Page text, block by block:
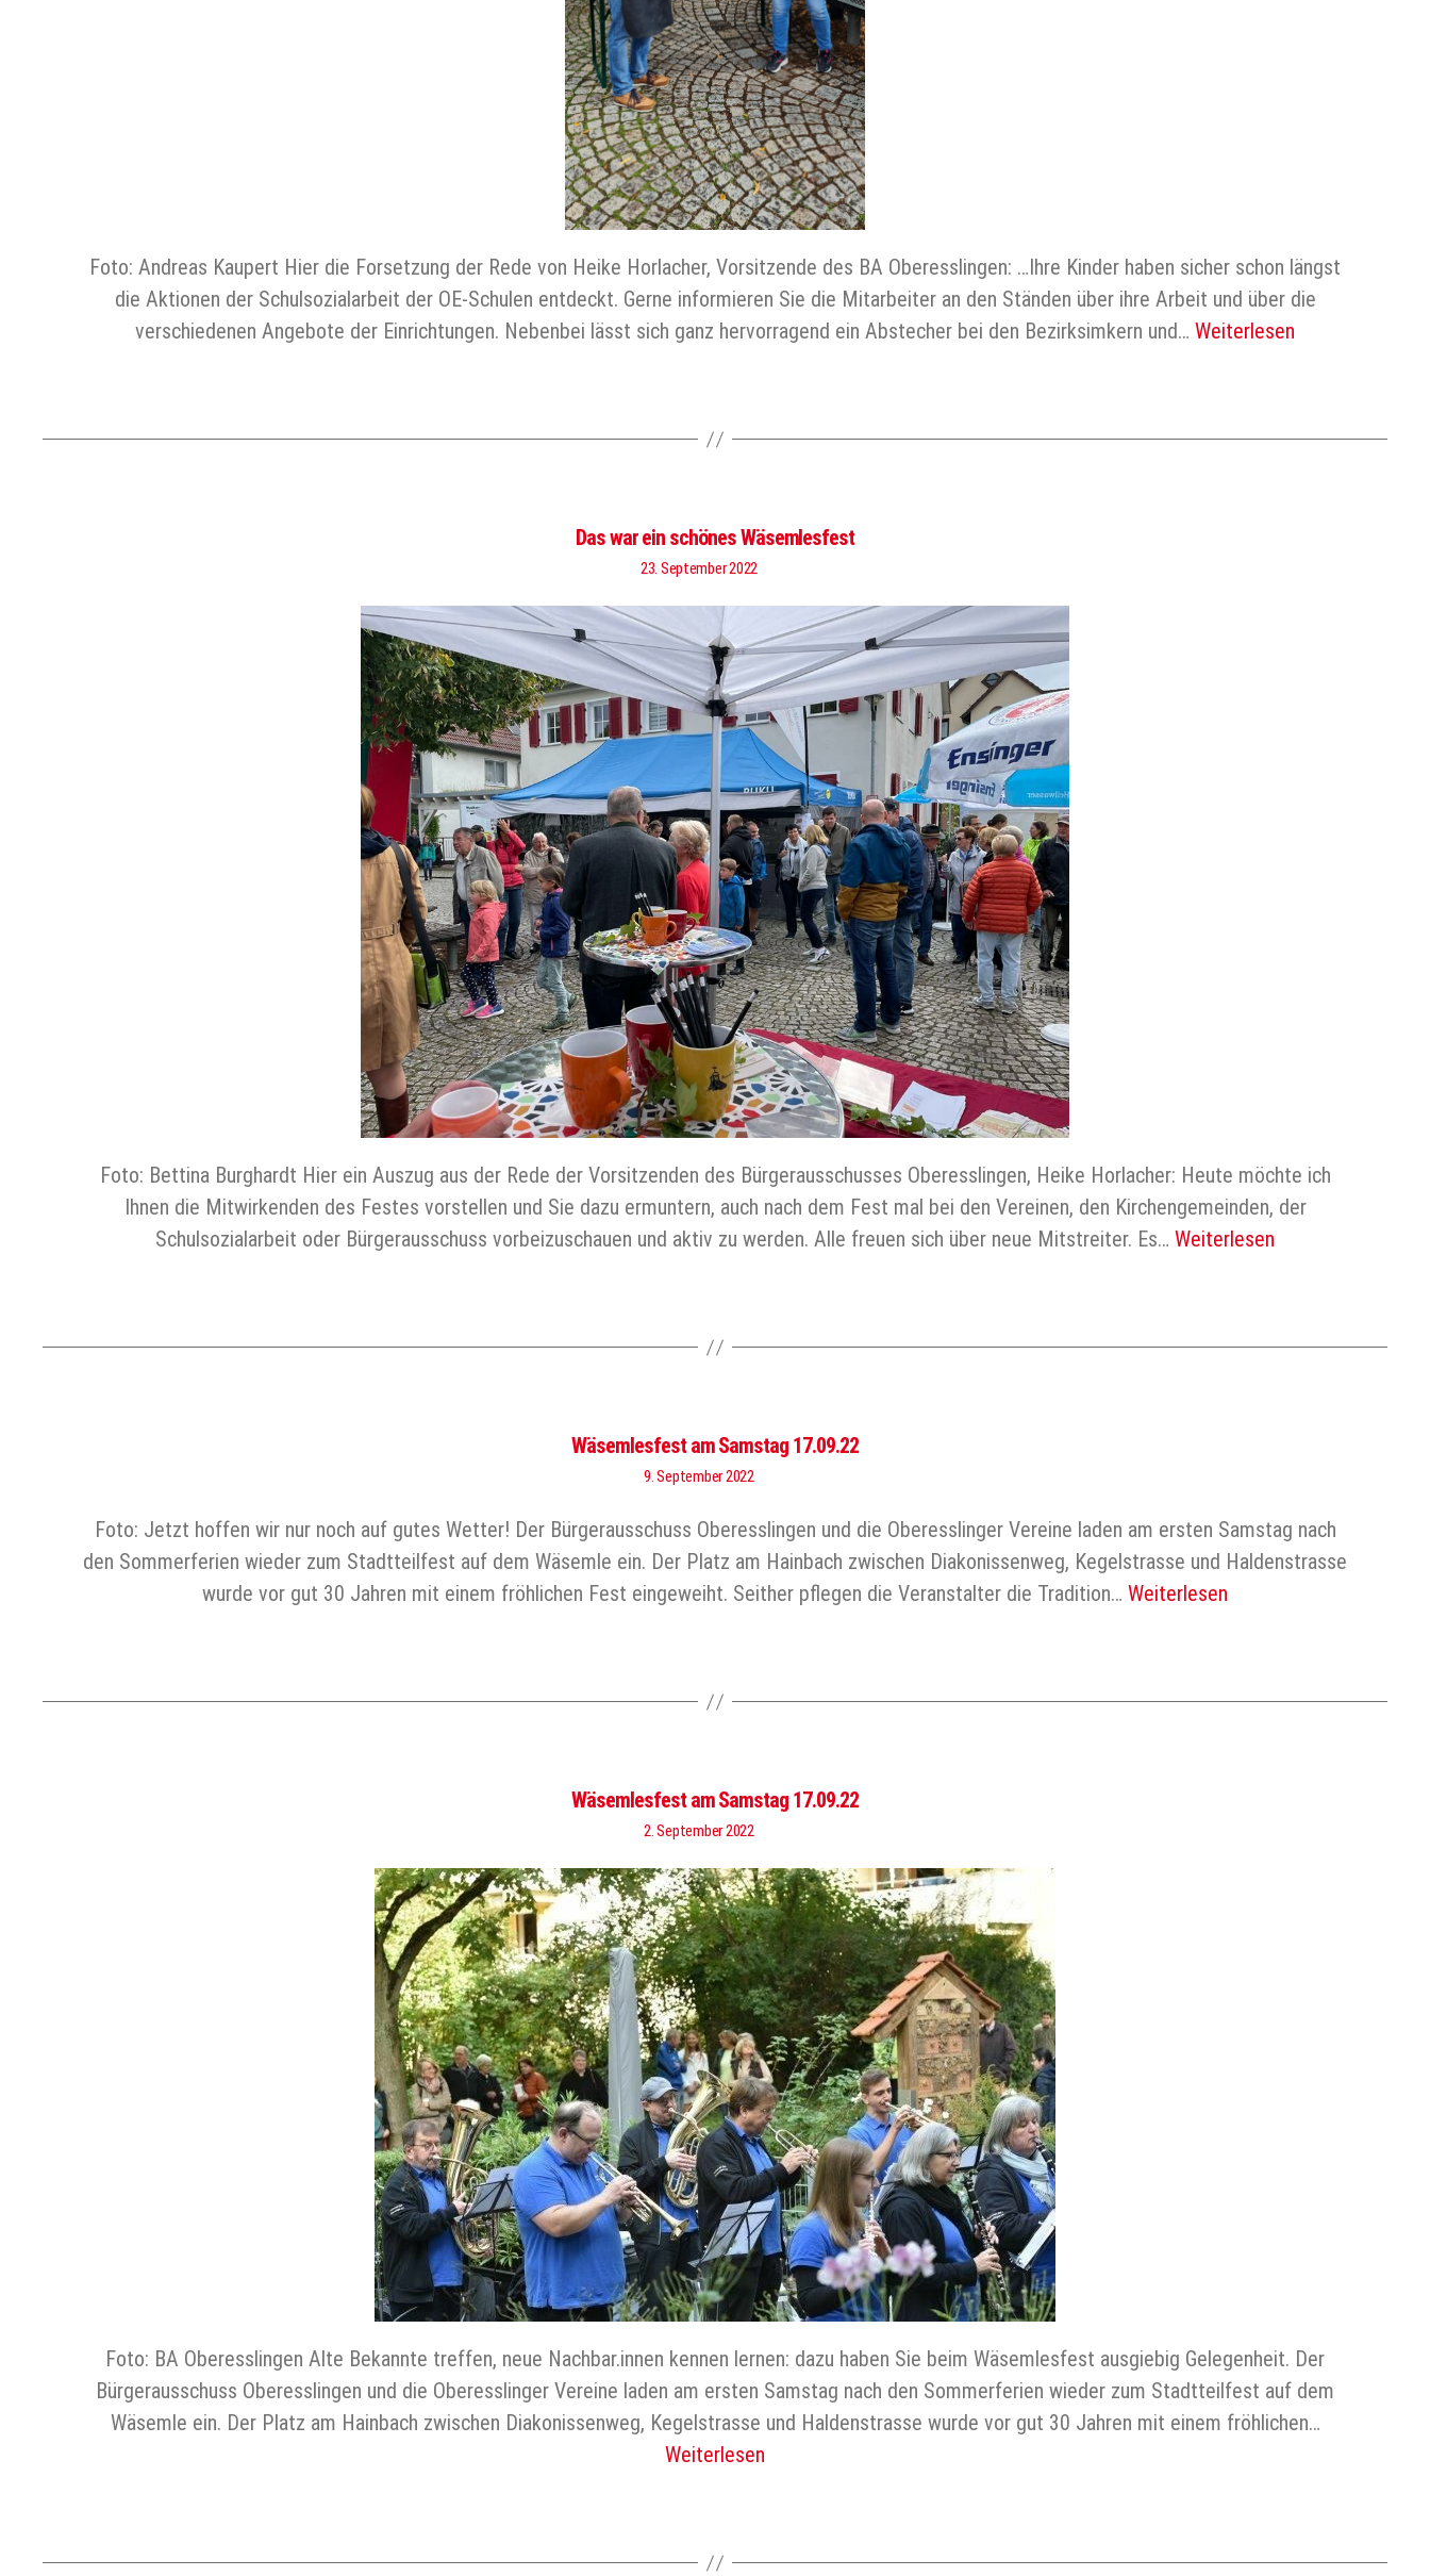
Foto: Andreas Kaupert Hier die Forsetzung der Rede von Heike Horlacher, Vorsitzende des BA Oberesslingen: …Ihre Kinder haben sicher schon längst
die Aktionen der Schulsozialarbeit der OE-Schulen entdeckt. Gerne informieren Sie die Mitarbeiter an den Ständen über ihre Arbeit und über die
verschiedenen Angebote der Einrichtungen. Nebenbei lässt sich ganz hervorragend ein Abstecher bei den Bezirksimkern und… Weiterlesen
Das war ein schönes Wäsemlesfest
23. September 2022
Foto: Bettina Burghardt Hier ein Auszug aus der Rede der Vorsitzenden des Bürgerausschusses Oberesslingen, Heike Horlacher: Heute möchte ich
Ihnen die Mitwirkenden des Festes vorstellen und Sie dazu ermuntern, auch nach dem Fest mal bei den Vereinen, den Kirchengemeinden, der
Schulsozialarbeit oder Bürgerausschuss vorbeizuschauen und aktiv zu werden. Alle freuen sich über neue Mitstreiter. Es… Weiterlesen
Wäsemlesfest am Samstag 17.09.22
9. September 2022
Foto: Jetzt hoffen wir nur noch auf gutes Wetter! Der Bürgerausschuss Oberesslingen und die Oberesslinger Vereine laden am ersten Samstag nach
den Sommerferien wieder zum Stadtteilfest auf dem Wäsemle ein. Der Platz am Hainbach zwischen Diakonissenweg, Kegelstrasse und Haldenstrasse
wurde vor gut 30 Jahren mit einem fröhlichen Fest eingeweiht. Seither pflegen die Veranstalter die Tradition… Weiterlesen
Wäsemlesfest am Samstag 17.09.22
2. September 2022
Foto: BA Oberesslingen Alte Bekannte treffen, neue Nachbar.innen kennen lernen: dazu haben Sie beim Wäsemlesfest ausgiebig Gelegenheit. Der
Bürgerausschuss Oberesslingen und die Oberesslinger Vereine laden am ersten Samstag nach den Sommerferien wieder zum Stadtteilfest auf dem
Wäsemle ein. Der Platz am Hainbach zwischen Diakonissenweg, Kegelstrasse und Haldenstrasse wurde vor gut 30 Jahren mit einem fröhlichen…
Weiterlesen